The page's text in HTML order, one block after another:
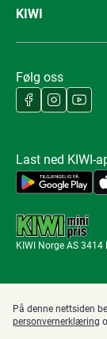
KIWI
Følg oss
Last ned KIWI-
KIWI Norge AS
På denne nettsiden
personvernerklæring